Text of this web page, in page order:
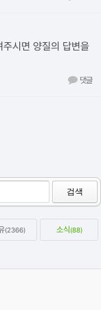
시면 양질의 답변을
댓글
검색
(2366) 소식(88)